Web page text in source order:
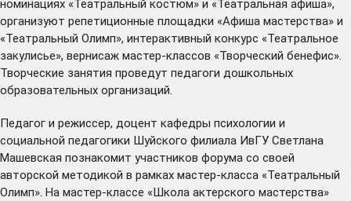
номинациях «Театральный костюм» и «Театральная афиша»,
организуют репетиционные площадки «Афиша мастерства» и
«Театральный Олимп», интерактивный конкурс «Театральное
закулисье», вернисаж мастер-классов «Творческий бенефис».
Творческие занятия проведут педагоги дошкольных
образовательных организаций.
Педагог и режиссер, доцент кафедры психологии и
социальной педагогики Шуйского филиала ИвГУ Светлана
Машевская познакомит участников форума со своей
авторской методикой в рамках мастер-класса «Театральный
Олимп». На мастер-классе «Школа актерского мастерства»